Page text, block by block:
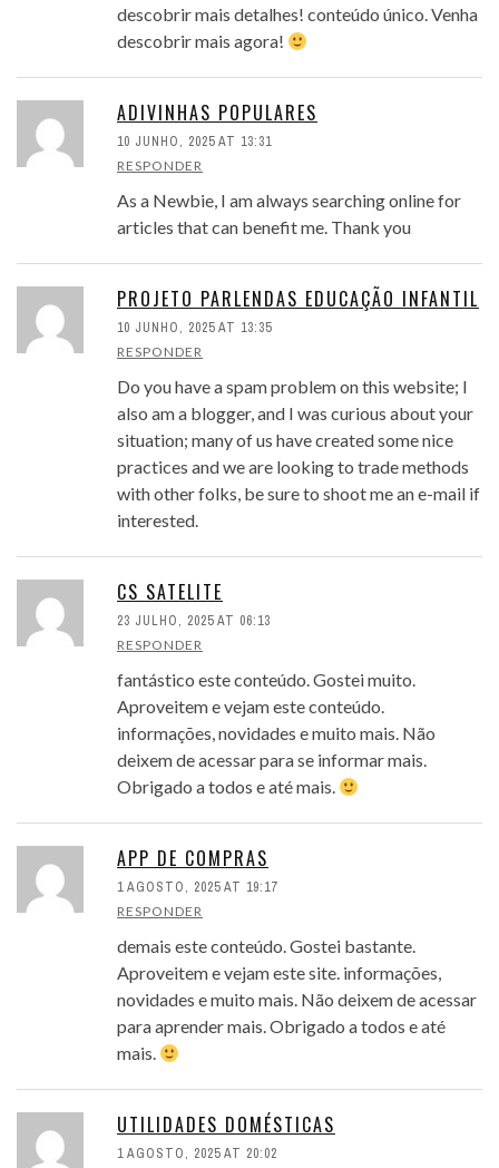
descobrir mais detalhes! conteúdo único. Venha
descobrir mais agora!
ADIVINHAS POPULARES
10 JUNHO, 2025 AT 13:31
RESPONDER
As a Newbie, I am always searching online for
articles that can benefit me. Thank you
PROJETO PARLENDAS EDUCAÇÃO INFANTIL
10 JUNHO, 2025 AT 13:35
RESPONDER
Do you have a spam problem on this website; I
also am a blogger, and I was curious about your
situation; many of us have created some nice
practices and we are looking to trade methods
with other folks, be sure to shoot me an e-mail if
interested.
CS SATELITE
23 JULHO, 2025 AT 06:13
RESPONDER
fantástico este conteúdo. Gostei muito.
Aproveitem e vejam este conteúdo.
informações, novidades e muito mais. Não
deixem de acessar para se informar mais.
Obrigado a todos e até mais.
APP DE COMPRAS
1 AGOSTO, 2025 AT 19:17
RESPONDER
demais este conteúdo. Gostei bastante.
Aproveitem e vejam este site. informações,
novidades e muito mais. Não deixem de acessar
para aprender mais. Obrigado a todos e até
mais.
UTILIDADES DOMÉSTICAS
1 AGOSTO, 2025 AT 20:02